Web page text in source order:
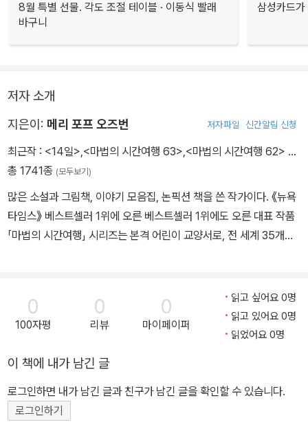
8월 특별 선물. 각도 조절 테이블 · 이동식 빨래
바구니
삼성카드
저자 소개
지은이: 메리 포프 오즈번 저자파일 신간알림 신청
최근작 : <14일>,<마법의 시간여행 63>,<마법의 시간여행 62> …
총 1741종 (모두보기)
많은 소설과 그림책, 이야기 모음집, 논픽션 책을 쓴 작가이다. 《뉴욕
타임스》 베스트셀러 1위에 오른 베스트셀러 1위에도 오른 대표 작품
「마법의 시간여행」 시리즈는 본격 어린이 교양서로, 전 세계 35개국
로서 어린이 독자에게 과학, 다양한 세계 역사, 문화, 지리 등 어린이
들이 알아야 할 많은 지식을 재미난 판타지 이야기에 담아 소개하고
있다.
0
100자평
0
리뷰
0
마이페이퍼
읽고 싶어요 0명
읽고 있어요 0명
읽었어요 0명
이 책에 내가 남긴 글
로그인하면 내가 남긴 글과 친구가 남긴 글을 확인할 수 있습니다.
로그인하기